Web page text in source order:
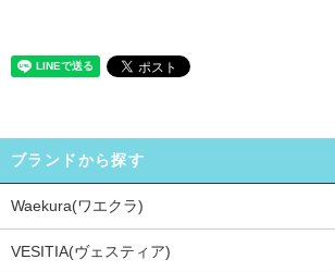
ブランドから探す
Waekura(ワエクラ)
VESITIA(ヴェスティア)